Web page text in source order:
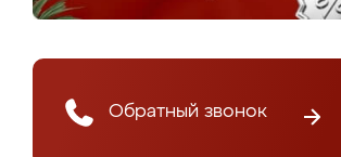
Обратный звонок